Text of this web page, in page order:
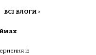
ВСІ БЛОГИ >
із